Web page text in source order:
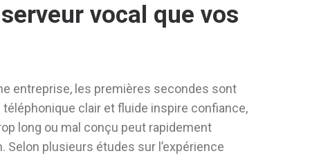
vocal que vos
entreprise, les premières secondes sont
clair et fluide inspire confiance,
long ou mal conçu peut rapidement
Selon plusieurs études sur l’expérience